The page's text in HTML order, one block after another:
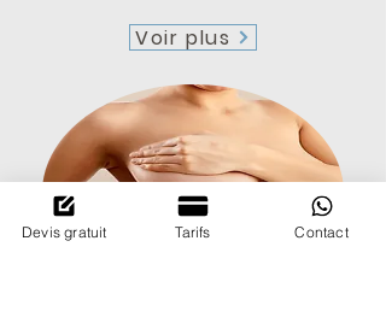
Voir plus
Devis gratuit Tarifs Contact